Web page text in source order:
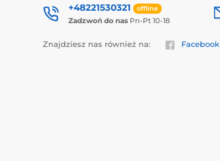
+48221530321 offline
Zadzwoń do nas Pn-Pt 10-18
Znajdziesz nas również na: Facebook